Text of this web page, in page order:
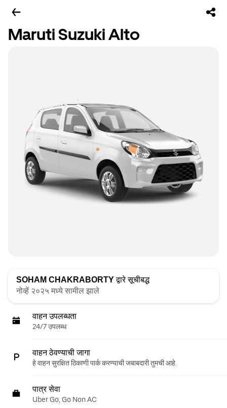
Maruti Suzuki Alto
SOHAM CHAKRABORTYद्वारे सूचीबद्ध
नोव्हें २०२५ मध्ये सामील झाले
वाहन उपलब्धता
24/7 उपलब्ध
वाहन ठेवण्याची जागा
हे वाहन सुरक्षित ठिकाणी पार्क करण्याची जबाबदारी तुमची आहे.
पात्र सेवा
Uber Go, Go Non AC